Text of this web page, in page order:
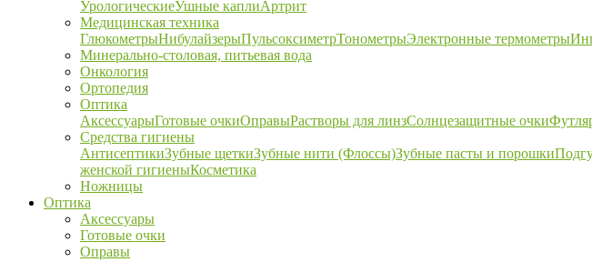
УрологическиеУшные каплиАртрит
Медицинская техника
ГлюкометрыНибулайзерыПульсоксиметрТонометрыЭлектронные термометры
Минерально-столовая, питьевая вода
Онкология
Ортопедия
Оптика
АксессуарыГотовые очкиОправыРастворы для линзСолнцезащитные очки
Средства гигиены
АнтисептикиЗубные щеткиЗубные нити (Флоссы)Зубные пасты и порошки
женской гигиеныКосметика
Ножницы
Оптика
Аксессуары
Готовые очки
Оправы